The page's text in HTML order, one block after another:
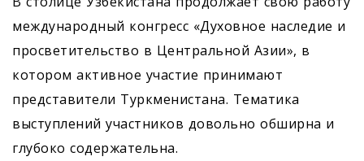
международный конгресс «Духовное наследие и
просветительство в Центральной Азии», в
котором активное участие принимают
представители Туркменистана. Тематика
выступлений участников довольно обширна и
глубоко содержательна.